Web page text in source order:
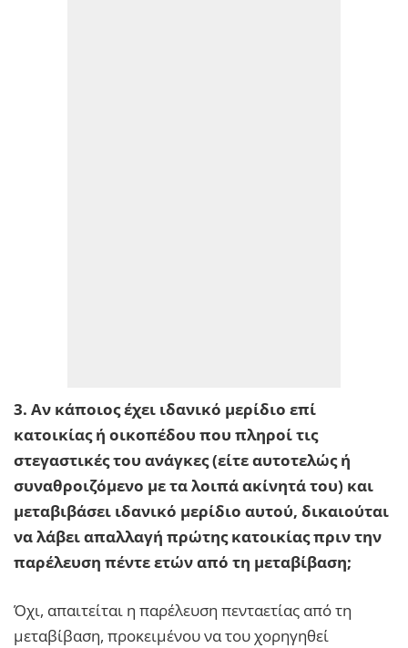
3. Αν κάποιος έχει ιδανικό μερίδιο επί
κατοικίας ή οικοπέδου που πληροί τις
στεγαστικές του ανάγκες (είτε αυτοτελώς ή
συναθροιζόμενο με τα λοιπά ακίνητά του) και
μεταβιβάσει ιδανικό μερίδιο αυτού, δικαιούται
να λάβει απαλλαγή πρώτης κατοικίας πριν την
παρέλευση πέντε ετών από τη μεταβίβαση;
Όχι, απαιτείται η παρέλευση πενταετίας από τη
μεταβίβαση, προκειμένου να του χορηγηθεί